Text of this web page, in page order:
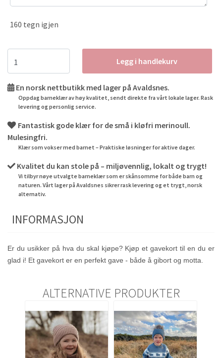
160 tegn igjen
Legg i handlekurv
En norsk nettbutikk med lager på Avaldsnes.
Oppdag barneklær av høy kvalitet, sendt direkte fra vårt lokale lager. Rask
levering og personlig service.
Fantastisk gode klær for de små i kløfri merinoull.
Mulesingfri.
Klær som vokser med barnet – Praktiske løsninger for aktive dager.
Kvalitet du kan stole på – miljøvennlig, lokalt og trygt!
Vi tilbyr nøye utvalgte barneklær som er skånsomme for både barn og
naturen. Vårt lager på Avaldsnes sikrer rask levering og et trygt, norsk
alternativ.
INFORMASJON
Er du usikker på hva du skal kjøpe? Kjøp et gavekort til en du er
glad i! Et gavekort er en perfekt gave - både å gibort og motta.
ALTERNATIVE PRODUKTER